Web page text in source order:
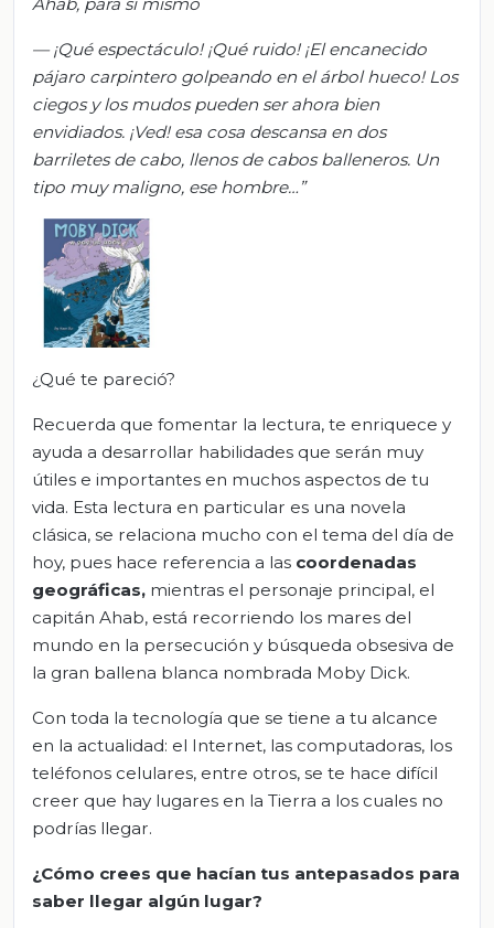
— ¡Qué espectáculo! ¡Qué ruido! ¡El encanecido
pájaro carpintero golpeando en el árbol hueco! Los
ciegos y los mudos pueden ser ahora bien
envidiados. ¡Ved! esa cosa descansa en dos
barriletes de cabo, llenos de cabos balleneros. Un
tipo muy maligno, ese hombre…”
¿Qué te pareció?
Recuerda que fomentar la lectura, te enriquece y
ayuda a desarrollar habilidades que serán muy
útiles e importantes en muchos aspectos de tu
vida. Esta lectura en particular es una novela
clásica, se relaciona mucho con el tema del día de
hoy, pues hace referencia a las coordenadas
geográficas, mientras el personaje principal, el
capitán Ahab, está recorriendo los mares del
mundo en la persecución y búsqueda obsesiva de
la gran ballena blanca nombrada Moby Dick.
Con toda la tecnología que se tiene a tu alcance
en la actualidad: el Internet, las computadoras, los
teléfonos celulares, entre otros, se te hace difícil
creer que hay lugares en la Tierra a los cuales no
podrías llegar.
¿Cómo crees que hacían tus antepasados para
saber llegar algún lugar?